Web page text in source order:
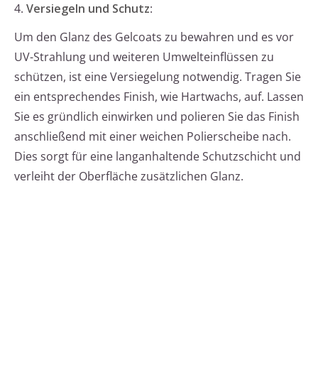
4. Versiegeln und Schutz:
Um den Glanz des Gelcoats zu bewahren und es vor
UV-Strahlung und weiteren Umwelteinflüssen zu
schützen, ist eine Versiegelung notwendig. Tragen Sie
ein entsprechendes Finish, wie Hartwachs, auf. Lassen
Sie es gründlich einwirken und polieren Sie das Finish
anschließend mit einer weichen Polierscheibe nach.
Dies sorgt für eine langanhaltende Schutzschicht und
verleiht der Oberfläche zusätzlichen Glanz.